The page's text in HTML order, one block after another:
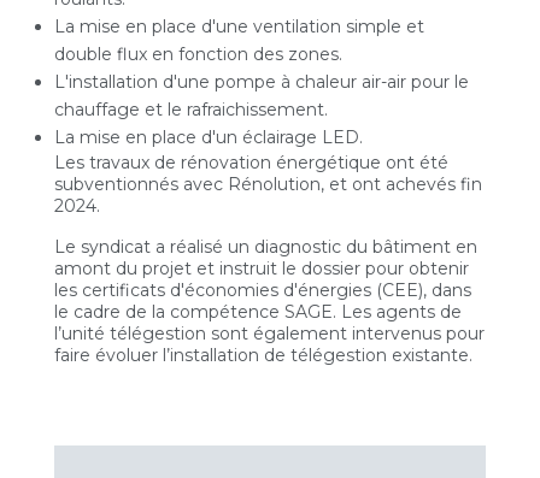
La mise en place d'une ventilation simple et
double flux en fonction des zones.
L'installation d'une pompe à chaleur air-air pour le
chauffage et le rafraichissement.
La mise en place d'un éclairage LED.
Les travaux de rénovation énergétique ont été
subventionnés avec Rénolution, et ont achevés fin
2024.
Le syndicat a réalisé un diagnostic du bâtiment en
amont du projet et instruit le dossier pour obtenir
les certificats d'économies d'énergies (CEE), dans
le cadre de la compétence SAGE. Les agents de
l’unité télégestion sont également intervenus pour
faire évoluer l’installation de télégestion existante.